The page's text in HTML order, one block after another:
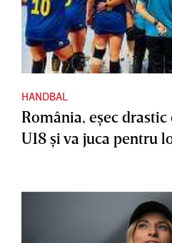
HANDBAL
România, eşec drastic
U18 şi va juca pentru